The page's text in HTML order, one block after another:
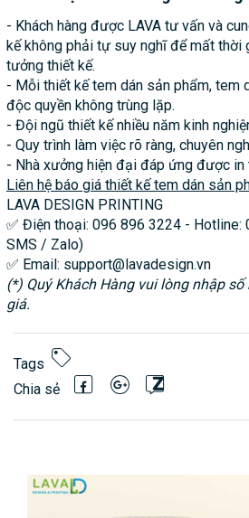
- Khách hàng được LAVA tư vấn và
kế không phải tự suy nghĩ để mất thời
tưởng thiết kế.
- Mỗi thiết kế tem dán sản phẩm, tem
độc quyền không trùng lặp.
- Đội ngũ thiết kế nhiều năm kinh
- Quy trình làm việc rõ ràng, chuyên
- Nhà xưởng hiện đại đáp ứng được
Liên hệ báo giá thiết kế tem dán sản
LAVA DESIGN PRINTING
✅ Điện thoại: 096 896 3224 -
SMS / Zalo)
✅ Email: support@lavadesign.vn
(*) Quý Khách Hàng vui lòng nhập
giá.
Tags
Chia sẻ